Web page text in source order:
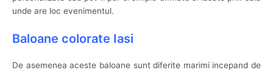
unde are loc evenimentul.
Baloane colorate Iasi
De asemenea aceste baloane sunt diferite marimi incepand de